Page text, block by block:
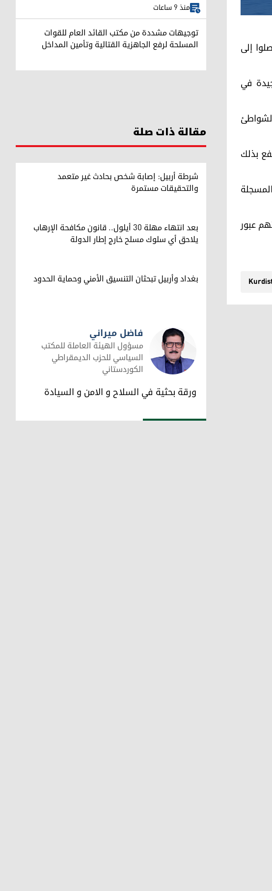
من 200 ألف مهاجر وصلوا إلى
في
بذلك
والأرقام الأولية المسجلة
خلال محاولتهم عبور
منذ 9 ساعات
توجيهات مشددة من مكتب القائد العام للقوات
المسلحة لرفع الجاهزية القتالية وتأمين المداخل
مقالة ذات صلة
شرطة أربيل: إصابة شخص بحادث غير متعمد
والتحقيقات مستمرة
بعد انتهاء مهلة 30 أيلول.. قانون مكافحة الإرهاب
يلاحق أي سلوك مسلح خارج إطار الدولة
بغداد وأربيل تبحثان التنسيق الأمني وحماية الحدود
فاضل ميراني
فاضل ميراني
مسؤول الهيئة العاملة للمكتب
السياسي للحزب الديمقراطي
الكوردستاني
ورقة بحثية في السلاح و الامن و السيادة